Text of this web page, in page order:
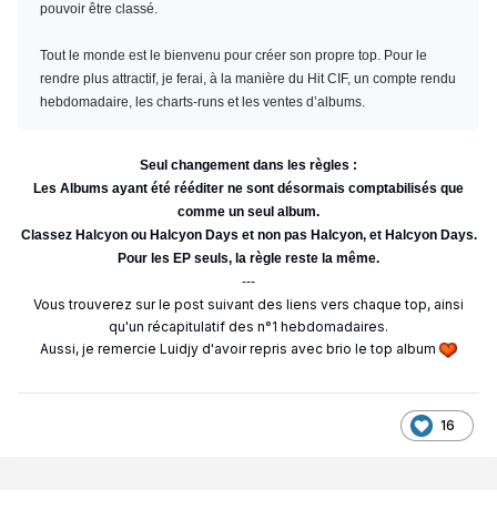
pouvoir être classé.
Tout le monde est le bienvenu pour créer son propre top. Pour le
rendre plus attractif, je ferai, à la manière du Hit CIF, un compte rendu
hebdomadaire, les charts-runs et les ventes d’albums.
Seul changement dans les règles :
Les Albums ayant été rééditer ne sont désormais comptabilisés que
comme un seul album.
Classez Halcyon ou Halcyon Days et non pas Halcyon, et Halcyon Days.
Pour les EP seuls, la règle reste la même.
---
Vous trouverez sur le post suivant des liens vers chaque top, ainsi
qu'un récapitulatif des n°1 hebdomadaires.
Aussi, je remercie Luidjy d'avoir repris avec brio le top album
16